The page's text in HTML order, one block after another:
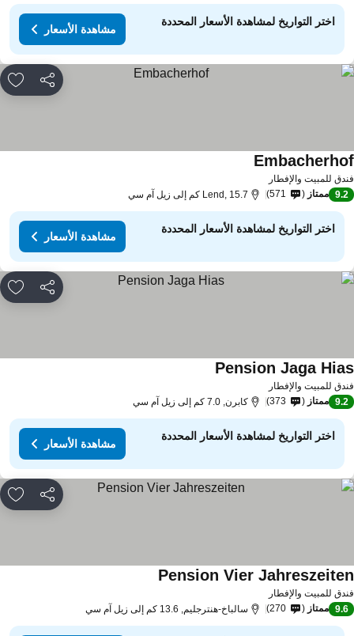
اختر التواريخ لمشاهدة الأسعار المحددة
مشاهدة الأسعار
مشاركة
للمبيت والإفطار
مشاهدة الأسعار
9.2 ممتاز 571 Lend, 15.7 كم إلى زيل آم سي
اختر التواريخ لمشاهدة الأسعار المحددة
مشاهدة الأسعار
مشاركة
للمبيت والإفطار
Pension Jagaمشاهدة الأسعار
9.2 ممتاز 373 كابرن, 7.0 كم إلى زيل آم سي
اختر التواريخ لمشاهدة الأسعار المحددة
مشاهدة الأسعار
مشاركة
للمبيت والإفطار
Pension Vierمشاهدة الأسعار
9.6 ممتاز 270 سالباخ-هنترجليم, 13.6 كم إلى زيل آم سي